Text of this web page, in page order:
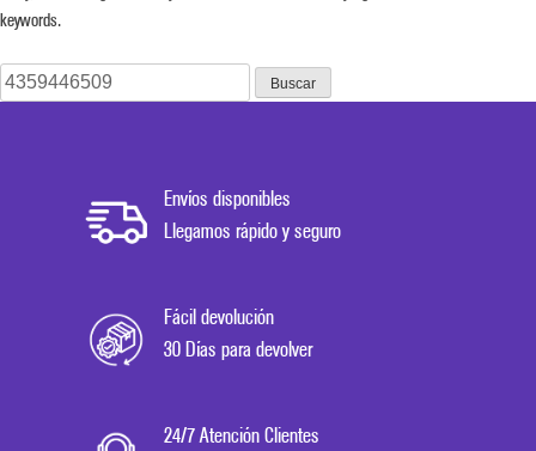
keywords.
Buscar:
Envíos disponibles
Llegamos rápido y seguro
Fácil devolución
30 Días para devolver
24/7 Atención Clientes